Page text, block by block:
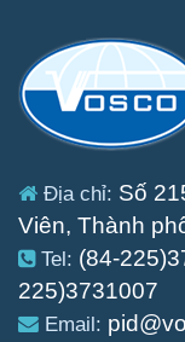
Địa chỉ: Số
Viên, Thành
Tel: (84-
225)3731007
Email: